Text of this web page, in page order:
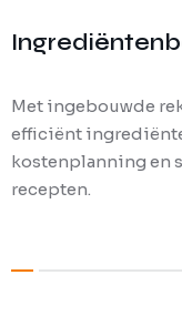
Met ingebouwde
efficiënt
kostenplanning en
recepten.